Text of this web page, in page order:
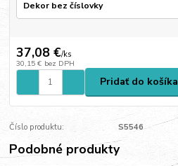
37,08 €/ks
30,15 € bez DPH
Pridať do košíka
Číslo produktu: S5546
Podobné produkty